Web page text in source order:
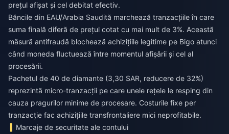
prețul afișat și cel debitat efectiv.
Băncile din EAU/Arabia Saudită marchează tranzacțiile în care
suma finală diferă de prețul cotat cu mai mult de 3%. Această
măsură antifraudă blochează achizițiile legitime pe Bigo atunci
când moneda fluctuează între momentul afișării și cel al
procesării.
Pachetul de 40 de diamante (3,30 SAR, reducere de 32%)
reprezintă micro-tranzacții pe care unele rețele le resping din
cauza pragurilor minime de procesare. Costurile fixe per
tranzacție fac achizițiile transfrontaliere mici neprofitabile.
Marcaje de securitate ale contului